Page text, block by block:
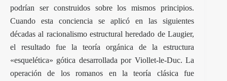
podrían ser construidos sobre los mismos principios.
Cuando esta conciencia se aplicó en las siguientes
décadas al racionalismo estructural heredado de Laugier,
el resultado fue la teoría orgánica de la estructura
«esquelética» gótica desarrollada por Viollet-le-Duc. La
operación de los romanos en la teoría clásica fue